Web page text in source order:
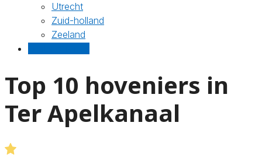
Utrecht
Zuid-holland
Zeeland
Top 10 hoveniers in
Ter Apelkanaal